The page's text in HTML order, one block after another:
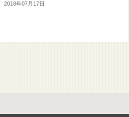
2018年07月17日